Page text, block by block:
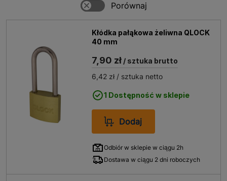
Kłódka pałąkowa żeliwna QLOCK
40 mm
7,90 zł / sztuka brutto
6,42 zł / sztuka netto
1 Dostępność w sklepie
Dodaj
Odbiór w sklepie w ciągu 2h
Dostawa w ciągu 2 dni roboczych